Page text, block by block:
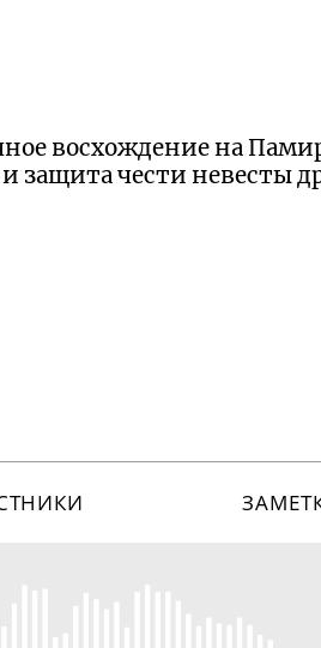
восхождение на
защита чести невесты